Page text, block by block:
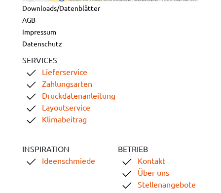
Downloads/Datenblätter
AGB
Impressum
Datenschutz
SERVICES
Lieferservice
Zahlungsarten
Druckdatenanleitung
Layoutservice
Klimabeitrag
INSPIRATION
Ideenschmiede
BETRIEB
Kontakt
Über uns
Stellenangebote